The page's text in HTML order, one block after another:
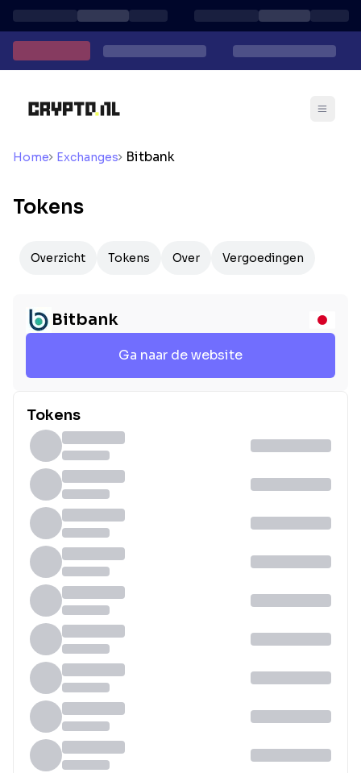
Home Exchanges Bitbank
Tokens
Overzicht Tokens Over Vergoedingen
Bitbank
Ga naar de website
Tokens